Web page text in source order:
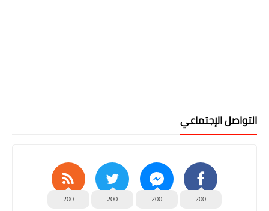
التواصل الإجتماعي
200
200
200
200